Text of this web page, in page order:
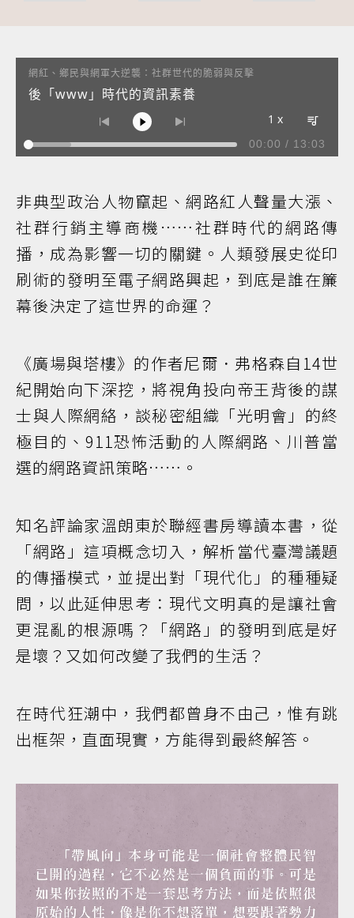
網紅、鄉民與網軍大逆襲：社群世代的脆弱與反擊
後「www」時代的資訊素養
1 x
00:00 / 13:03
非典型政治人物竄起、網路紅人聲量大漲、
社群行銷主導商機……社群時代的網路傳
播，成為影響一切的關鍵。人類發展史從印
刷術的發明至電子網路興起，到底是誰在簾
幕後決定了這世界的命運？
《廣場與塔樓》的作者尼爾．弗格森自14世
紀開始向下深挖，將視角投向帝王背後的謀
士與人際網絡，談秘密組織「光明會」的終
極目的、911恐怖活動的人際網路、川普當
選的網路資訊策略……。
知名評論家溫朗東於聯經書房導讀本書，從
「網路」這項概念切入，解析當代臺灣議題
的傳播模式，並提出對「現代化」的種種疑
問，以此延伸思考：現代文明真的是讓社會
更混亂的根源嗎？「網路」的發明到底是好
是壞？又如何改變了我們的生活？
在時代狂潮中，我們都曾身不由己，惟有跳
出框架，直面現實，方能得到最終解答。